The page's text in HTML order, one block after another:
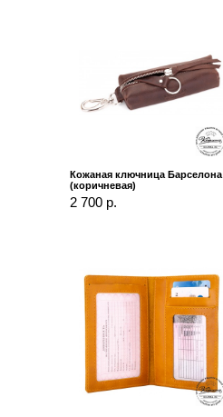
Кожаная ключница Барселона
(коричневая)
2 700 р.